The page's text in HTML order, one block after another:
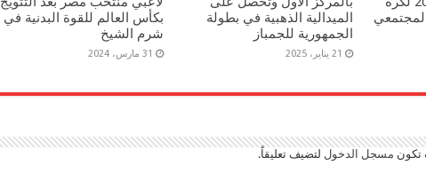
الميدالية الذهبية في بطولة
الجمهورية للجمباز
21 يناير، 2025
بكأس العالم للقوة البدنية في
شرم الشيخ
31 مارس، 2024
تكون مسجل الدخول لتضيف تعليقاً.